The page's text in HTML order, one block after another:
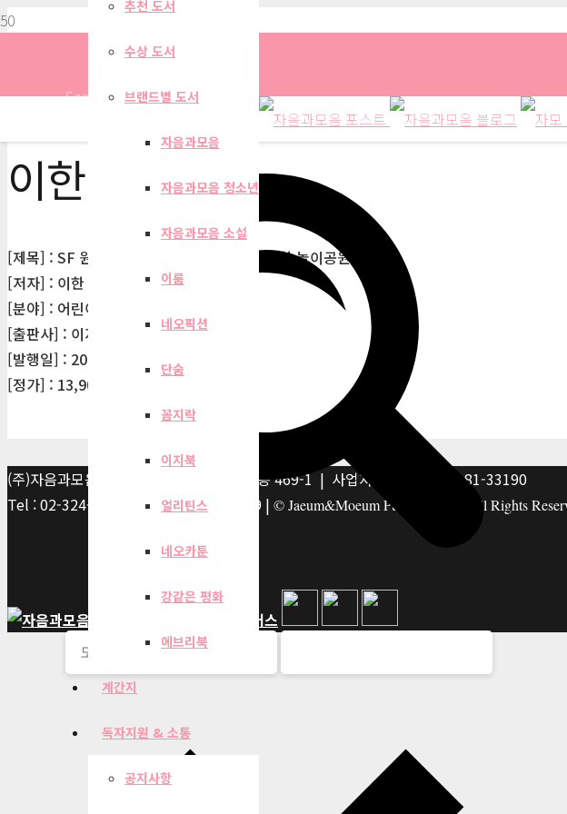
Search
추천 도서
수상 도서
브랜드별 도서
자음과모음
자음과모음 청소년
자음과모음 소설
이룸
네오픽션
단숨
꼼지락
이지북
얼리틴스
네오카툰
강같은 평화
에브리북
계간지
독자지원 & 소통
공지사항
이한
[제목] : SF 원소 몬스터 : 모래밭 괴물과 수상한 놀이공원
[저자] : 이한
[분야] : 어린이
[출판사] : 이지북
[발행일] : 2022-12-02
[정가] : 13,900원
(주)자음과모음 | 10881 경기 파주시 서패동 469-1 | 사업자등록번호: 117-81-33190
Tel : 02-324-2347 | Fax : 02-6959-8459 | © Jaeum&Moeum Publishing co. All Rights